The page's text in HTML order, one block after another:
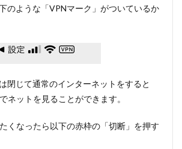
のような「VPNマーク」がついているか
閉じて通常のインターネットをすると
ネットを見ることができます。
たくなったら以下の赤枠の「切断」を押す